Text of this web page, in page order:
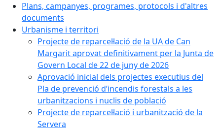
Plans, campanyes, programes, protocols i d'altres
documents
Urbanisme i territori
Projecte de reparcel·lació de la UA de Can
Margarit aprovat definitivament per la Junta de
Govern Local de 22 de juny de 2026
Aprovació inicial dels projectes executius del
Pla de prevenció d’incendis forestals a les
urbanitzacions i nuclis de població
Projecte de reparcel·lació i urbanització de la
Servera